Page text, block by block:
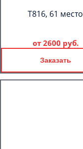
T816, 61 место
от 2600 руб.
Заказать